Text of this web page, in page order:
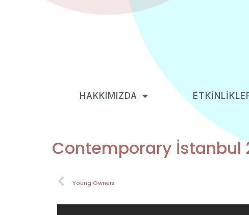
HAKKIMIZDA
Contemporary İstanbul
Young Owners